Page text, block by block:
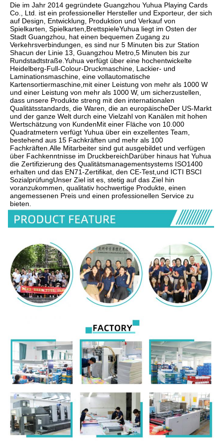
Die im Jahr 2014 gegründete Guangzhou Yuhua Playing Cards
Co., Ltd. ist ein professioneller Hersteller und Exporteur, der sich
auf Design, Entwicklung, Produktion und Verkauf von
Spielkarten, Spielkarten,BrettspieleYuhua liegt im Osten der
Stadt Guangzhou, hat einen bequemen Zugang zu
Verkehrsverbindungen, es sind nur 5 Minuten bis zur Station
Shacun der Linie 13, Guangzhou Metro,5 Minuten bis zur
Rundstadtstraße.Yuhua verfügt über eine hochentwickelte
Heidelberg-Full-Colour-Druckmaschine, Lackier- und
Laminationsmaschine, eine vollautomatische
Kartensortiermaschine,mit einer Leistung von mehr als 1000 W
und einer Leistung von mehr als 1000 W, um sicherzustellen,
dass unsere Produkte streng mit den internationalen
Qualitätsstandards, die Waren, die an europäischeDer US-Markt
und der ganze Welt durch eine Vielzahl von Kanälen mit hohen
Wertschätzung von KundenMit einer Fläche von 10.000
Quadratmetern verfügt Yuhua über ein exzellentes Team,
bestehend aus 15 Fachkräften und mehr als 100
Fachkräften.Alle Mitarbeiter sind gut ausgebildet und verfügen
über Fachkenntnisse im DruckbereichDarüber hinaus hat Yuhua
die Zertifizierung des Qualitätsmanagementsystems ISO1400
erhalten und das EN71-Zertifikat, den CE-Test,und ICTI BSCI
SozialprüfungUnser Ziel ist es, stetig auf das Ziel hin
voranzukommen, qualitativ hochwertige Produkte, einen
angemessenen Preis und einen professionellen Service zu
bieten.